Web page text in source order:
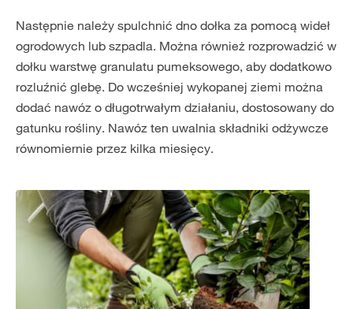
Następnie należy spulchnić dno dołka za pomocą wideł
ogrodowych lub szpadla. Można również rozprowadzić w
dołku warstwę granulatu pumeksowego, aby dodatkowo
rozluźnić glebę. Do wcześniej wykopanej ziemi można
dodać nawóz o długotrwałym działaniu, dostosowany do
gatunku rośliny. Nawóz ten uwalnia składniki odżywcze
równomiernie przez kilka miesięcy.